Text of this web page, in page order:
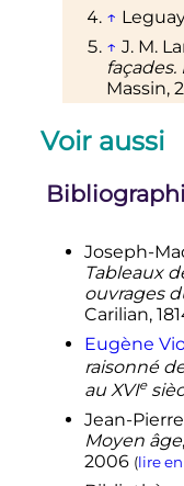
↑
↑ J. M.
Massin,
12
de Selles
158,
ligne).
↑René
Filippo
Coulton
de
romaine.
Voir aussi
Joseph-
Tableaux
ouvrages
Carilian,
Eugène
raisonné
au XVIe
Jean-
Moyen âge
2006 (lire